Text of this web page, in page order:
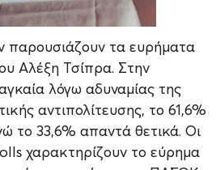
παρουσιάζουν τα ευρήματα
Αλέξη Τσίπρα. Στην
λόγω αδυναμίας της
αντιπολίτευσης, το 61,6%
το 33,6% απαντά θετικά. Οι
χαρακτηρίζουν το εύρημα